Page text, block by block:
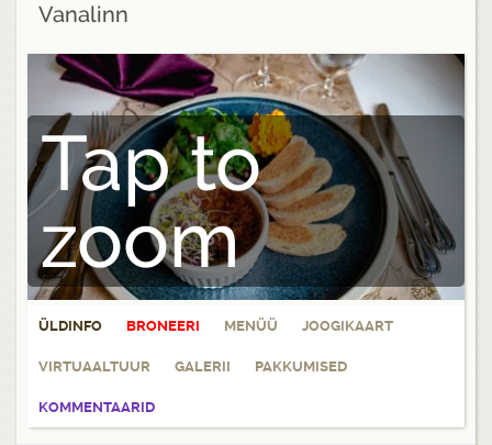
Vanalinn
Tap to
zoom
ÜLDINFO BRONEERI MENÜÜ JOOGIKAART
VIRTUAALTUUR GALERII PAKKUMISED
KOMMENTAARID